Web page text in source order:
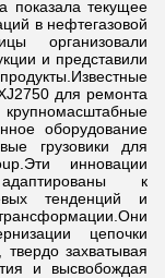
показала текущее
в нефтегазовой
организовали
и представили
для ремонта
крупномасштабные
оборудование
грузовики для
инновации
адаптированы к
тенденций и
цепочки
захватывая
и высвобождая